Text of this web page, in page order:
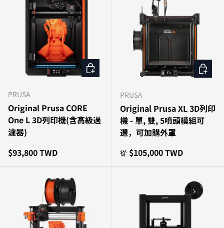
PRUSA
Original Prusa CORE
One L 3D列印機(含高級過
濾器)
原價
$93,800 TWD
加入購物車
PRUSA
Original Prusa XL 3D列印
機 - 單, 雙, 5噴頭模組可
選，可加購外罩
原價
從 $105,000 TWD
選擇選項